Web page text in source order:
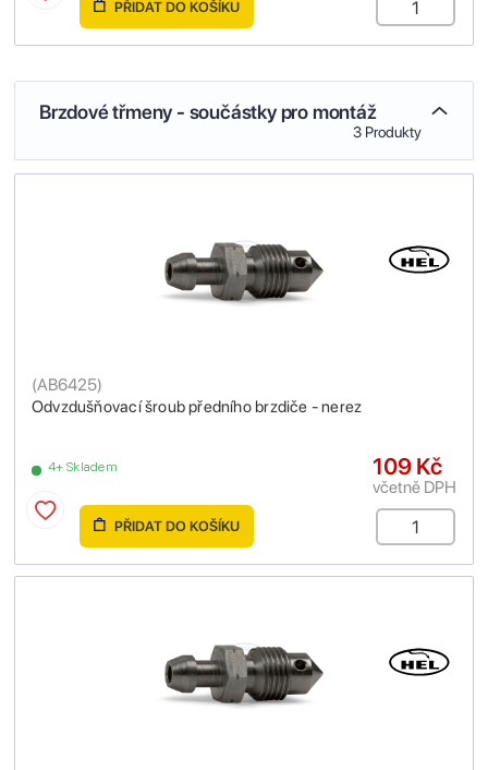
PŘIDAT DO KOŠÍKU
Brzdové třmeny - součástky pro montáž
3 Produkty
Odvzdušňovací šroub předního brzdiče - nerez
(AB6425)
4+ Skladem 109 Kč
včetně DPH
PŘIDAT DO KOŠÍKU